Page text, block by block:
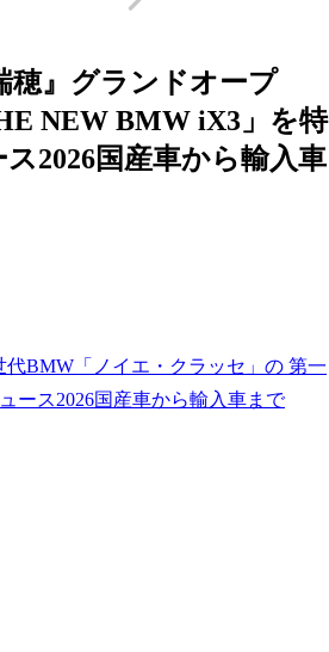
穂』グランドオープ
NEW BMW iX3」を特
2026国産車から輸入車
代BMW「ノイエ・クラッセ」の 第一
ース2026国産車から輸入車まで